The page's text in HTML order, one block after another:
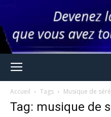
Accueil Tags Musique de
Tag: musique de